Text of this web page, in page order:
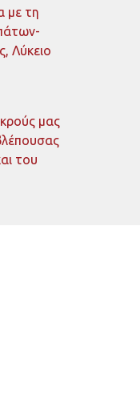
με τη
Λύκειο
μας
του